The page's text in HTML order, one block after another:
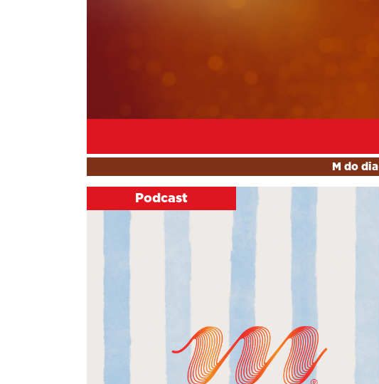
M do dia
Podcast